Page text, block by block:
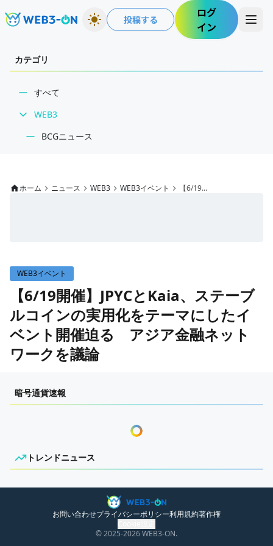
投稿する
ログ
イン
カテゴリ
すべて
WEB3
BCGニュース
インタビュー/WEB3
WEB3イベント
GAME
ゲームニュース
レビュー
インタビュー/GAME
ECONOMY
国内ニュース
トレンドニュース
ホーム ニュース WEB3 WEB3イベント 【6/19...
WEB3イベント
【6/19開催】JPYCとKaia、ステーブ
ルコインの実用化をテーマにしたイ
ベント開催迫る アジア金融ネット
ワークを議論
センチメンタルな岩狸
暗号通貨速報
トレンドニュース
ニュースがありません。
お問い合わせプライバシーポリシー利用規約著作権
© 2025-2026WEB3-ON.